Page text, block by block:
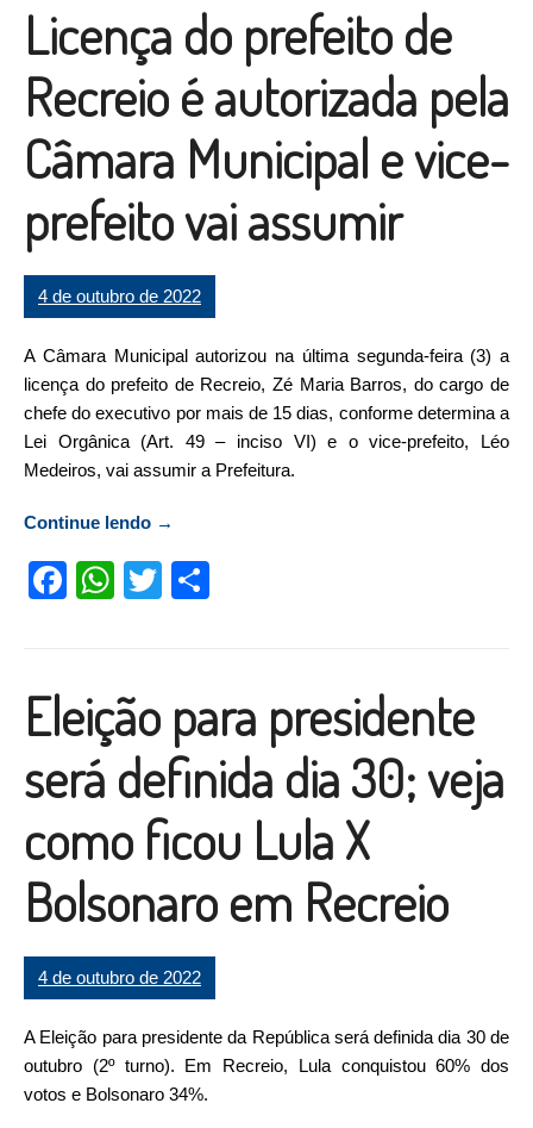
Licença do prefeito de
Recreio é autorizada pela
Câmara Municipal e vice-
prefeito vai assumir
4 de outubro de 2022
A Câmara Municipal autorizou na última segunda-feira (3) a
licença do prefeito de Recreio, Zé Maria Barros, do cargo de
chefe do executivo por mais de 15 dias, conforme determina a
Lei Orgânica (Art. 49 – inciso VI) e o vice-prefeito, Léo
Medeiros, vai assumir a Prefeitura.
Continue lendo “Licença do prefeito de Recreio é autorizada
assumir”
→
Facebook
WhatsApp
Twitter
Eleição para presidente
será definida dia 30; veja
como ficou Lula X
Bolsonaro em Recreio
4 de outubro de 2022
A Eleição para presidente da República será definida dia 30 de
outubro (2º turno). Em Recreio, Lula conquistou 60% dos
votos e Bolsonaro 34%.